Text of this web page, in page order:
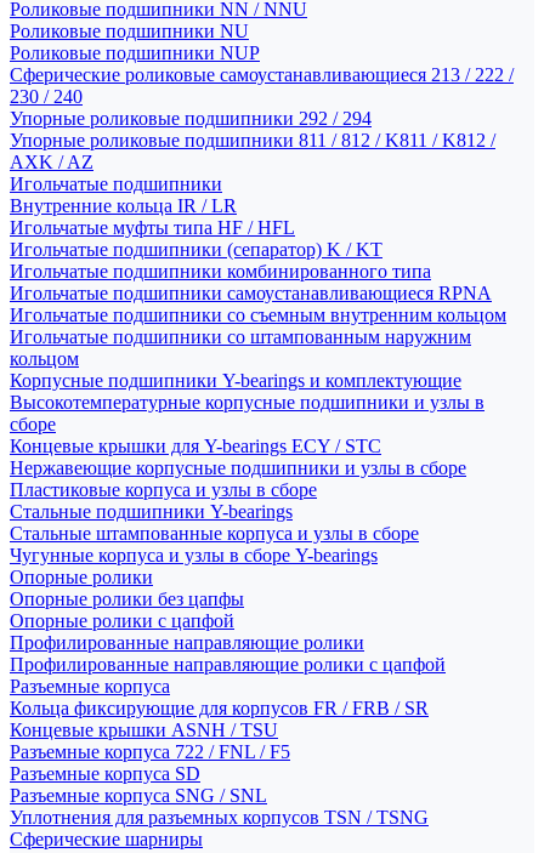
Роликовые подшипники NN / NNU
Роликовые подшипники NU
Роликовые подшипники NUP
Сферические роликовые самоустанавливающиеся 213 / 222 /
230 / 240
Упорные роликовые подшипники 292 / 294
Упорные роликовые подшипники 811 / 812 / K811 / K812 /
AXK / AZ
Игольчатые подшипники
Внутренние кольца IR / LR
Игольчатые муфты типа HF / HFL
Игольчатые подшипники (сепаратор) K / KT
Игольчатые подшипники комбинированного типа
Игольчатые подшипники самоустанавливающиеся RPNA
Игольчатые подшипники со съемным внутренним кольцом
Игольчатые подшипники со штампованным наружним
кольцом
Корпусные подшипники Y-bearings и комплектующие
Высокотемпературные корпусные подшипники и узлы в
сборе
Концевые крышки для Y-bearings ECY / STC
Нержавеющие корпусные подшипники и узлы в сборе
Пластиковые корпуса и узлы в сборе
Стальные подшипники Y-bearings
Стальные штампованные корпуса и узлы в сборе
Чугунные корпуса и узлы в сборе Y-bearings
Опорные ролики
Опорные ролики без цапфы
Опорные ролики с цапфой
Профилированные направляющие ролики
Профилированные направляющие ролики с цапфой
Разъемные корпуса
Кольца фиксирующие для корпусов FR / FRB / SR
Концевые крышки ASNH / TSU
Разъемные корпуса 722 / FNL / F5
Разъемные корпуса SD
Разъемные корпуса SNG / SNL
Уплотнения для разъемных корпусов TSN / TSNG
Сферические шарниры